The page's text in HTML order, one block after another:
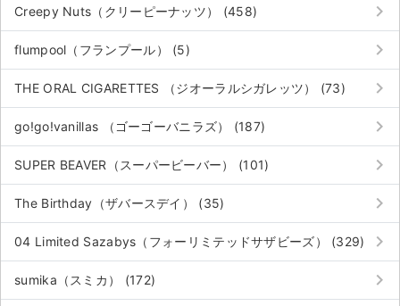
サイト情報
チケットジャム運営会社
チケットジャム利用規約
プライバシーポリシー
特定商取引法に基づく表記
公演登録依頼
不正転売禁止法について
チケットジャムの取り組み
Creepy Nuts（クリーピーナッツ） (458) keyboard_arrow_right
flumpool（フランプール） (5) keyboard_arrow_right
THE ORAL CIGARETTES （ジオーラルシガレッツ） (73) keyboard_arrow_right
go!go!vanillas （ゴーゴーバニラズ） (187) keyboard_arrow_right
SUPER BEAVER（スーパービーバー） (101) keyboard_arrow_right
The Birthday（ザバースデイ） (35) keyboard_arrow_right
04 Limited Sazabys（フォーリミテッドサザビーズ） (329) keyboard_arrow_right
sumika（スミカ） (172) keyboard_arrow_right